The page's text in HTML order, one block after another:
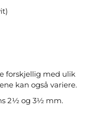
forskjellig med ulik
kan også variere.
2½ og 3½ mm.